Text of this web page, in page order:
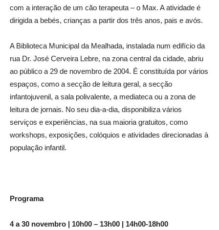
com a interação de um cão terapeuta – o Max. A atividade é
dirigida a bebés, crianças a partir dos três anos, pais e avós.
A Biblioteca Municipal da Mealhada, instalada num edifício da
rua Dr. José Cerveira Lebre, na zona central da cidade, abriu
ao público a 29 de novembro de 2004. É constituída por vários
espaços, como a secção de leitura geral, a secção
infantojuvenil, a sala polivalente, a mediateca ou a zona de
leitura de jornais. No seu dia-a-dia, disponibiliza vários
serviços e experiências, na sua maioria gratuitos, como
workshops, exposições, colóquios e atividades direcionadas à
população infantil.
Programa
4 a 30 novembro | 10h00 – 13h00 | 14h00-18h00